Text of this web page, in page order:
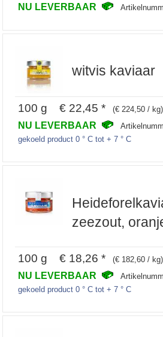
NU LEVERBAAR
witvis kaviaar
100 g € 22,45 * (€ 224,50 / kg)
NU LEVERBAAR
gekoeld product 0 ° C tot + 7 ° C
zeezout,
100 g € 18,26 * (€ 182,60 / kg)
NU LEVERBAAR
gekoeld product 0 ° C tot + 7 ° C